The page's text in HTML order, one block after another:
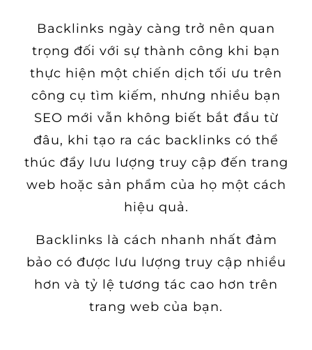
Backlinks ngày càng trở nên quan
trọng đối với sự thành công khi bạn
thực hiện một chiến dịch tối ưu trên
công cụ tìm kiếm, nhưng nhiều bạn
SEO mới vẫn không biết bắt đầu từ
đâu, khi tạo ra các backlinks có thể
thúc đẩy lưu lượng truy cập đến trang
web hoặc sản phẩm của họ một cách
hiệu quả.
Backlinks là cách nhanh nhất đảm
bảo có được lưu lượng truy cập nhiều
hơn và tỷ lệ tương tác cao hơn trên
trang web của bạn.